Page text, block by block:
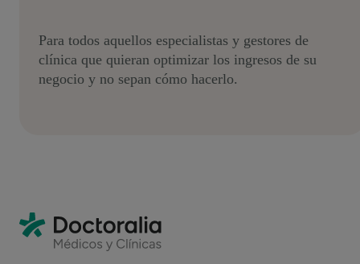
Para todos aquellos especialistas y gestores de
clínica que quieran optimizar los ingresos de su
negocio y no sepan cómo hacerlo.